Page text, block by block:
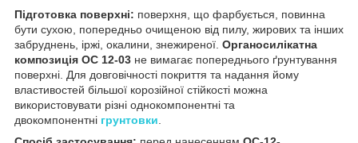
Підготовка поверхні: поверхня, що фарбується, повинна
бути сухою, попередньо очищеною від пилу, жирових та інших
забруднень, іржі, окалини, знежиреної. Органосилікатна
композиція ОС 12-03 не вимагає попереднього ґрунтування
поверхні. Для довговічності покриття та надання йому
властивостей більшої корозійної стійкості можна
використовувати різні однокомпонентні та
двокомпонентні грунтовки